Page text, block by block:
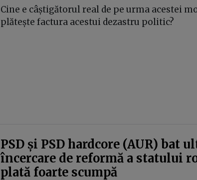
Cine e câștigătorul real de pe urma acestei
plătește factura acestui dezastru politic?
PSD și PSD hardcore (AUR)
încercare de reformă a statului
plată foarte scumpă